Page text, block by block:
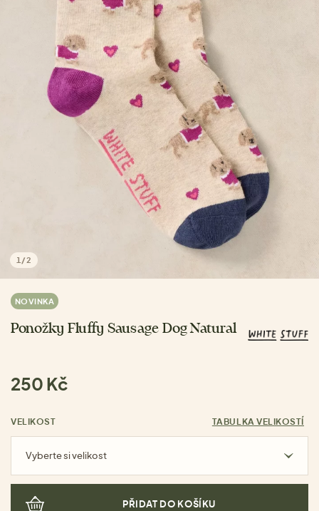
1 /2
NOVINKA
Ponožky Fluffy Sausage Dog Natural
250 Kč
VELIKOST TABULKA VELIKOSTÍ
Vyberte si velikost
PŘIDAT DO KOŠÍKU